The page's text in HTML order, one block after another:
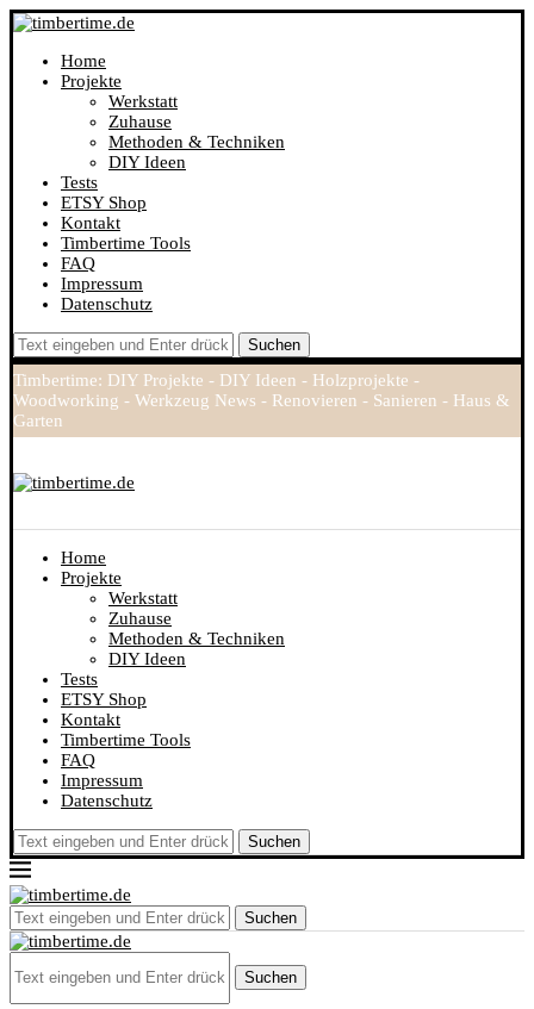
Home
Projekte
Werkstatt
Zuhause
Methoden & Techniken
DIY Ideen
Tests
ETSY Shop
Kontakt
Timbertime Tools
FAQ
Impressum
Datenschutz
Suchen
Timbertime: DIY Projekte - DIY Ideen - Holzprojekte -
Woodworking - Werkzeug News - Renovieren - Sanieren - Haus &
Garten
Home
Projekte
Werkstatt
Zuhause
Methoden & Techniken
DIY Ideen
Tests
ETSY Shop
Kontakt
Timbertime Tools
FAQ
Impressum
Datenschutz
Suchen
Suchen
Suchen